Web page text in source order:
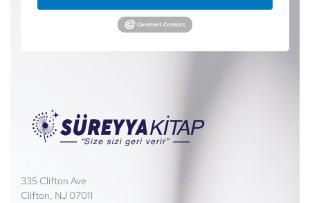
335 Clifton Ave
Clifton, NJ 07011